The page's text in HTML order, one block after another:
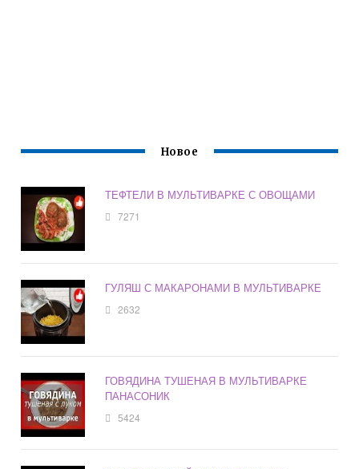
Новое
ТЕФТЕЛИ В МУЛЬТИВАРКЕ С ОВОЩАМИ
7271
ГУЛЯШ С МАКАРОНАМИ В МУЛЬТИВАРКЕ
2632
ГОВЯДИНА ТУШЕНАЯ В МУЛЬТИВАРКЕ
ПАНАСОНИК
5424